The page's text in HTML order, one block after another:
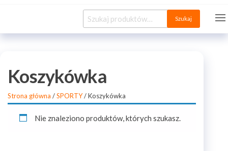
Szukaj
Koszykówka
Strona główna /SPORTY/ Koszykówka
Nie znaleziono produktów, których szukasz.